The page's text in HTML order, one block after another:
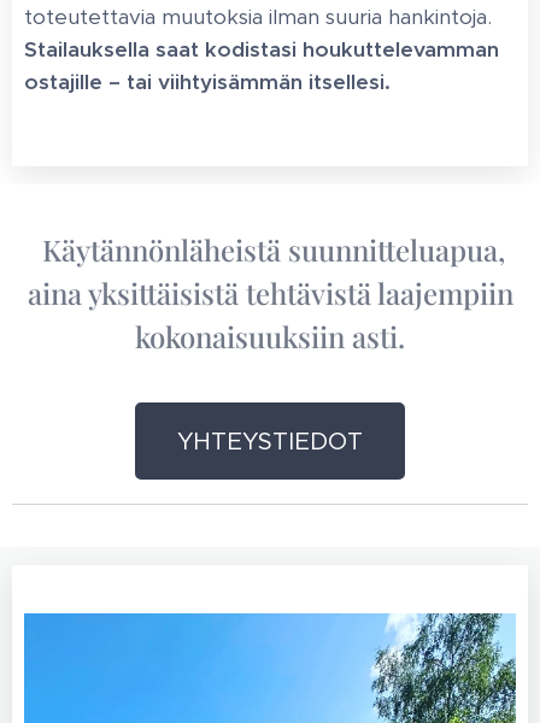
toteutettavia muutoksia ilman suuria hankintoja.
Stailauksella saat kodistasi houkuttelevamman
ostajille – tai viihtyisämmän itsellesi.
Käytännönläheistä suunnitteluapua,
aina yksittäisistä tehtävistä laajempiin
kokonaisuuksiin asti.
YHTEYSTIEDOT